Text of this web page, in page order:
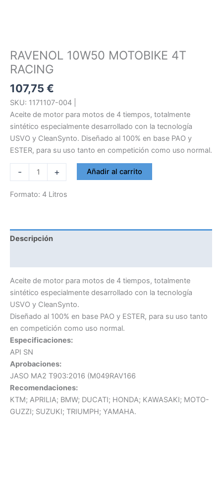
RAVENOL 10W50 MOTOBIKE 4T
RACING
107,75 €
SKU: 1171107-004 |
Aceite de motor para motos de 4 tiempos, totalmente
sintético especialmente desarrollado con la tecnología
USVO y CleanSynto. Diseñado al 100% en base PAO y
ESTER, para su uso tanto en competición como uso normal.
-
RAVENOL
10W50
MOTOBIKE
cantidad
+ Añadir al carrito
Formato: 4 Litros
Descripción
Aceite de motor para motos de 4 tiempos, totalmente
sintético especialmente desarrollado con la tecnología
USVO y CleanSynto.
Diseñado al 100% en base PAO y ESTER, para su uso tanto
en competición como uso normal.
Especificaciones:
API SN
Aprobaciones:
JASO MA2 T903:2016 (M049RAV166
Recomendaciones:
KTM; APRILIA; BMW; DUCATI; HONDA; KAWASAKI; MOTO-
GUZZI; SUZUKI; TRIUMPH; YAMAHA.